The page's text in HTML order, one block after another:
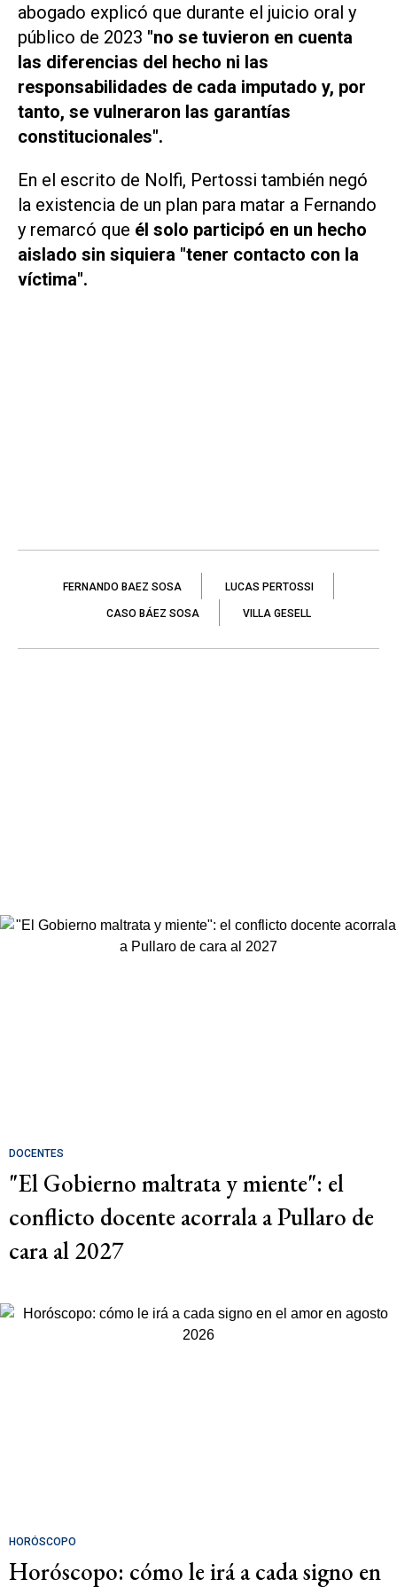
abogado explicó que durante el juicio oral y
público de 2023 "no se tuvieron en cuenta
las diferencias del hecho ni las
responsabilidades de cada imputado y, por
tanto, se vulneraron las garantías
constitucionales".
En el escrito de Nolfi, Pertossi también negó
la existencia de un plan para matar a Fernando
y remarcó que él solo participó en un hecho
aislado sin siquiera "tener contacto con la
víctima".
FERNANDO BAEZ SOSA LUCAS PERTOSSI
CASO BÁEZ SOSA VILLA GESELL
DOCENTES
"El Gobierno maltrata y miente": el
conflicto docente acorrala a Pullaro de
cara al 2027
HORÓSCOPO
Horóscopo: cómo le irá a cada signo en